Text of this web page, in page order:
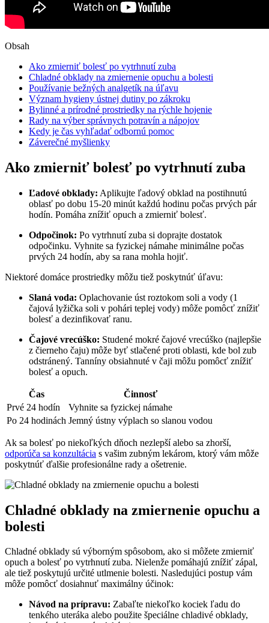
Obsah
Ako zmierniť bolesť po vytrhnutí zuba
Chladné obklady na zmiernenie opuchu a bolesti
Používanie bežných analgetík na úľavu
Význam hygieny ústnej dutiny po zákroku
Bylinné a prírodné prostriedky na rýchle hojenie
Rady na výber správnych potravín a nápojov
Kedy je čas vyhľadať odbornú pomoc
Záverečné myšlienky
Ako zmierniť bolesť po vytrhnutí zuba
Ľadové obklady: Aplikujte ľadový obklad na postihnutú
oblasť po dobu 15-20 minút každú hodinu počas prvých pár
hodín. Pomáha znížiť opuch a zmierniť bolesť.
Odpočinok: Po vytrhnutí zuba si doprajte dostatok
odpočinku. Vyhnite sa fyzickej námahe minimálne počas
prvých 24 hodín, aby sa rana mohla hojiť.
Niektoré domáce prostriedky môžu tiež poskytnúť úľavu:
Slaná voda: Oplachovanie úst roztokom soli a vody (1
čajová lyžička soli v pohári teplej vody) môže pomôcť znížiť
bolesť a dezinfikovať ranu.
Čajové vrecúško: Studené mokré čajové vrecúško (najlepšie
z čierneho čaju) môže byť stlačené proti oblasti, kde bol zub
odstránený. Tanníny obsiahnuté v čaji môžu pomôcť znížiť
bolesť a opuch.
Čas
Činnosť
Prvé 24 hodín
Vyhnite sa fyzickej námahe
Po 24 hodinách Jemný ústny výplach so slanou vodou
Ak sa bolesť po niekoľkých dňoch nezlepší alebo sa zhorší,
odporúča sa konzultácia s vašim zubným lekárom, ktorý vám môže
poskytnúť ďalšie profesionálne rady a ošetrenie.
Chladné obklady na zmiernenie opuchu a
bolesti
Chladné obklady sú výborným spôsobom, ako si môžete zmierniť
opuch a bolesť po vytrhnutí zuba. Nielenže pomáhajú znížiť zápal,
ale tiež poskytujú určité utlmenie bolesti. Nasledujúci postup vám
môže pomôcť dosiahnuť maximálny účinok:
Návod na prípravu: Zabaľte niekoľko kociek ľadu do
tenkého uteráka alebo použite špeciálne chladivé obklady,